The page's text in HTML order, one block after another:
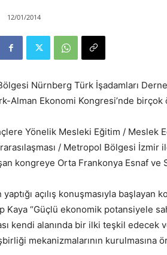
12/01/2014
Nürnberg Türk İşadamları
Alman Ekonomi Kongresi’nde
Yönelik Mesleki Eğitim / Meslek
/ Metropol Bölgesi İzmir
kongreye Orta Frankonya Esnaf ve
açılış konuşmasıyla
Kaya “Güçlü ekonomik potansiyele
kendi alanında bir ilki teşkil edecek
mekanizmalarının kurulmasına